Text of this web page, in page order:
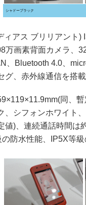
シャドーブラック
アス ブリリアント)
万画素背面カメラ、
、Bluetooth 4.0、
グ、赤外線通信を搭載
同、
、シフォンホワイト
値)、連続通話時間は
防水性能、IP5X等級